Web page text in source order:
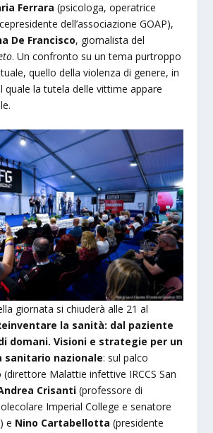
Ferrara (psicologa, operatrice
dell’associazione GOAP),
De Francisco, giornalista del
. Un confronto su un tema purtroppo
quello della violenza di genere, in
quale la tutela delle vittime appare
giornata si chiuderà alle 21 al
la sanità: dal paziente
domani. Visioni e strategie per un
sanitario nazionale: sul palco
(direttore Malattie infettive IRCCS San
Crisanti(professore di
Imperial College e senatore
e Nino Cartabellotta(presidente